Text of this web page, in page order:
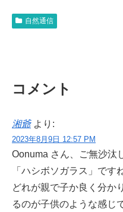
自然通信
コメント
湘爺 より:
2023年8月9日 12:57 PM
Oonuma さん、ご無沙汰
「ハシボソガラス」です
どれが親で子か良く分か
るのが子供のような感じ